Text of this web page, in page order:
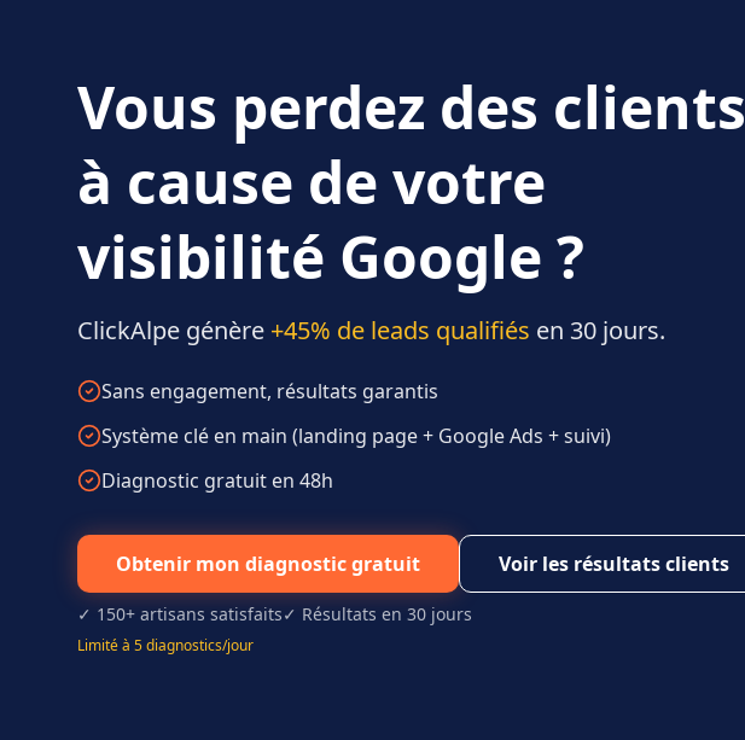
Vous perdez des clients
à cause de votre
visibilité Google ?
ClickAlpe génère +45% de leads qualifiés en 30 jours.
Sans engagement, résultats garantis
Système clé en main (landing page + Google Ads + suivi)
Diagnostic gratuit en 48h
Obtenir mon diagnostic gratuit Voir les résultats clients
✓ 150+ artisans satisfaits✓ Résultats en 30 jours
Limité à 5 diagnostics/jour